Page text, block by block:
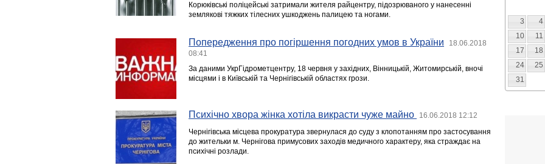
Корюківські поліцейські затримали жителя райцентру, підозрюваного у нанесенні
землякові тяжких тілесних ушкоджень палицею та ногами.
Попередження про погіршення погодних умов в України
18.06.2018
08:41
За даними УкрГідрометцентру, 18 червня у західних, Вінницькій, Житомирській, вночі
місцями і в Київській та Чернігівській областях грози.
Психічно хвора жінка хотіла викрасти чуже майно 16.06.2018 12:12
Чернігівська місцева прокуратура звернулася до суду з клопотанням про застосування
до жительки м. Чернігова примусових заходів медичного характеру, яка страждає на
психічні розлади.
3
4
10
11
17
18
24
25
31